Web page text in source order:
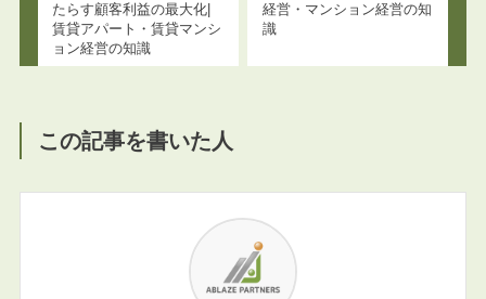
たらす顧客利益の最大化|
賃貸アパート・賃貸マンシ
ョン経営の知識
経営・マンション経営の知
識
この記事を書いた人